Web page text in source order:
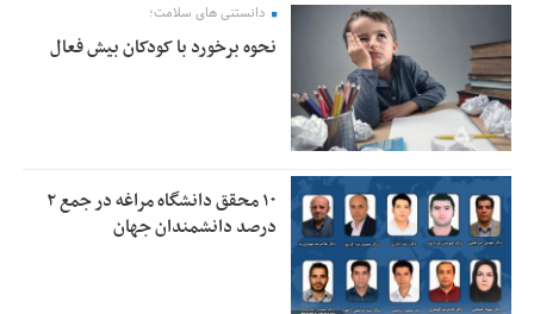
دانستنی های سلامت؛
نحوه برخورد با کودکان بیش فعال
۱۰ محقق دانشگاه مراغه در جمع ۲
درصد دانشمندان جهان